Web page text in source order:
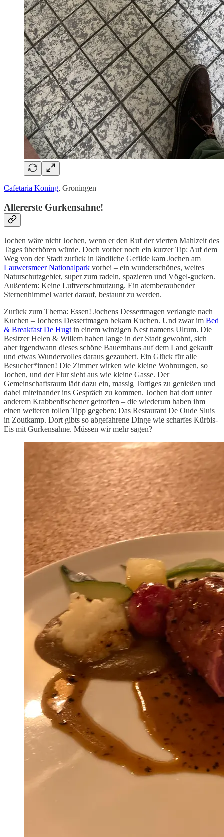
Cafetaria Koning, Groningen
Allererste Gurkensahne!
Jochen wäre nicht Jochen, wenn er den Ruf der vierten Mahlzeit des
Tages überhören würde. Doch vorher noch ein kurzer Tip: Auf dem
Weg von der Stadt zurück in ländliche Gefilde kam Jochen am
Lauwersmeer Nationalpark vorbei – ein wunderschönes, weites
Naturschutzgebiet, super zum radeln, spazieren und Vögel-gucken.
Außerdem: Keine Luftverschmutzung. Ein atemberaubender
Sternenhimmel wartet darauf, bestaunt zu werden.
Zurück zum Thema: Essen! Jochens Dessertmagen verlangte nach
Kuchen – Jochens Dessertmagen bekam Kuchen. Und zwar im Bed
& Breakfast De Hugt in einem winzigen Nest namens Ulrum. Die
Besitzer Helen & Willem haben lange in der Stadt gewohnt, sich
aber irgendwann dieses schöne Bauernhaus auf dem Land gekauft
und etwas Wundervolles daraus gezaubert. Ein Glück für alle
Besucher*innen! Die Zimmer wirken wie kleine Wohnungen, so
Jochen, und der Flur sieht aus wie kleine Gasse. Der
Gemeinschaftsraum lädt dazu ein, massig Tortiges zu genießen und
dabei miteinander ins Gespräch zu kommen. Jochen hat dort unter
anderem Krabbenfischener getroffen – die wiederum haben ihm
einen weiteren tollen Tipp gegeben: Das Restaurant De Oude Sluis
in Zoutkamp. Dort gibts so abgefahrene Dinge wie scharfes Kürbis-
Eis mit Gurkensahne. Müssen wir mehr sagen?